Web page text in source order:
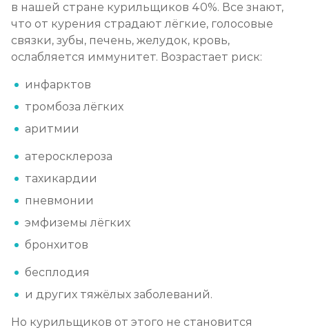
в нашей стране курильщиков 40%. Все знают,
что от курения страдают лёгкие, голосовые
связки, зубы, печень, желудок, кровь,
ослабляется иммунитет. Возрастает риск:
инфарктов
тромбоза лёгких
аритмии
атеросклероза
тахикардии
пневмонии
эмфиземы лёгких
бронхитов
бесплодия
и других тяжёлых заболеваний.
Но курильщиков от этого не становится